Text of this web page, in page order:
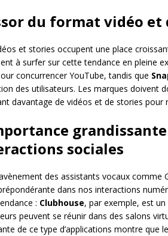
du format vidéo
et stories occupent une place
à surfer sur cette tendance en pleine
concurrencer YouTube, tandis que
des utilisateurs. Les marques doivent
davantage de vidéos et de stories pour
sociales
des assistants vocaux
dans nos interactions
: Clubhouse, par exemple, est
peuvent se réunir dans des salons
de ce type d’applications montre